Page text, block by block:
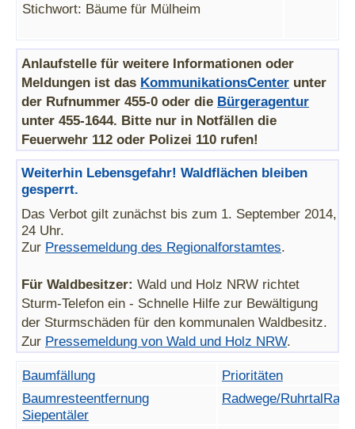
Stichwort: Bäume für Mülheim
Anlaufstelle für weitere Informationen oder
Meldungen ist das KommunikationsCenter unter
der Rufnummer 455-0 oder die Bürgeragentur
unter 455-1644. Bitte nur in Notfällen die
Feuerwehr 112 oder Polizei 110 rufen!
Weiterhin Lebensgefahr! Waldflächen bleiben
gesperrt.
Das Verbot gilt zunächst bis zum 1. September 2014,
24 Uhr.
Zur Pressemeldung des Regionalforstamtes.
Für Waldbesitzer: Wald und Holz NRW richtet
Sturm-Telefon ein - Schnelle Hilfe zur Bewältigung
der Sturmschäden für den kommunalen Waldbesitz.
Zur Pressemeldung von Wald und Holz NRW.
Baumfällung
Prioritäten
Baumresteentfernung
Siepentäler
Radwege/